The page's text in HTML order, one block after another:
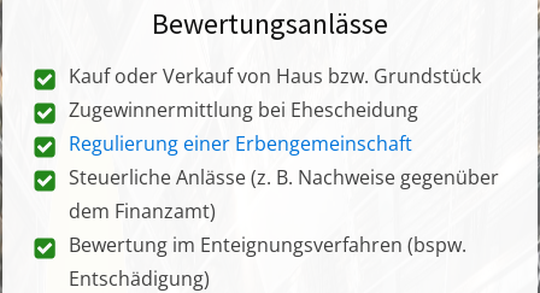
Bewertungsanlässe
Kauf oder Verkauf von Haus bzw. Grundstück
Zugewinnermittlung bei Ehescheidung
Regulierung einer Erbengemeinschaft
Steuerliche Anlässe (z. B. Nachweise gegenüber
dem Finanzamt)
Bewertung im Enteignungsverfahren (bspw.
Entschädigung)